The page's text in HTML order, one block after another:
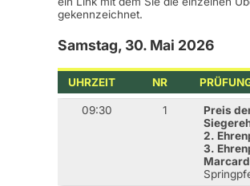
gekennzeichnet.
Samstag, 30. Mai 2026
UHRZEIT NR
09:30 1
Preis
2.
3.